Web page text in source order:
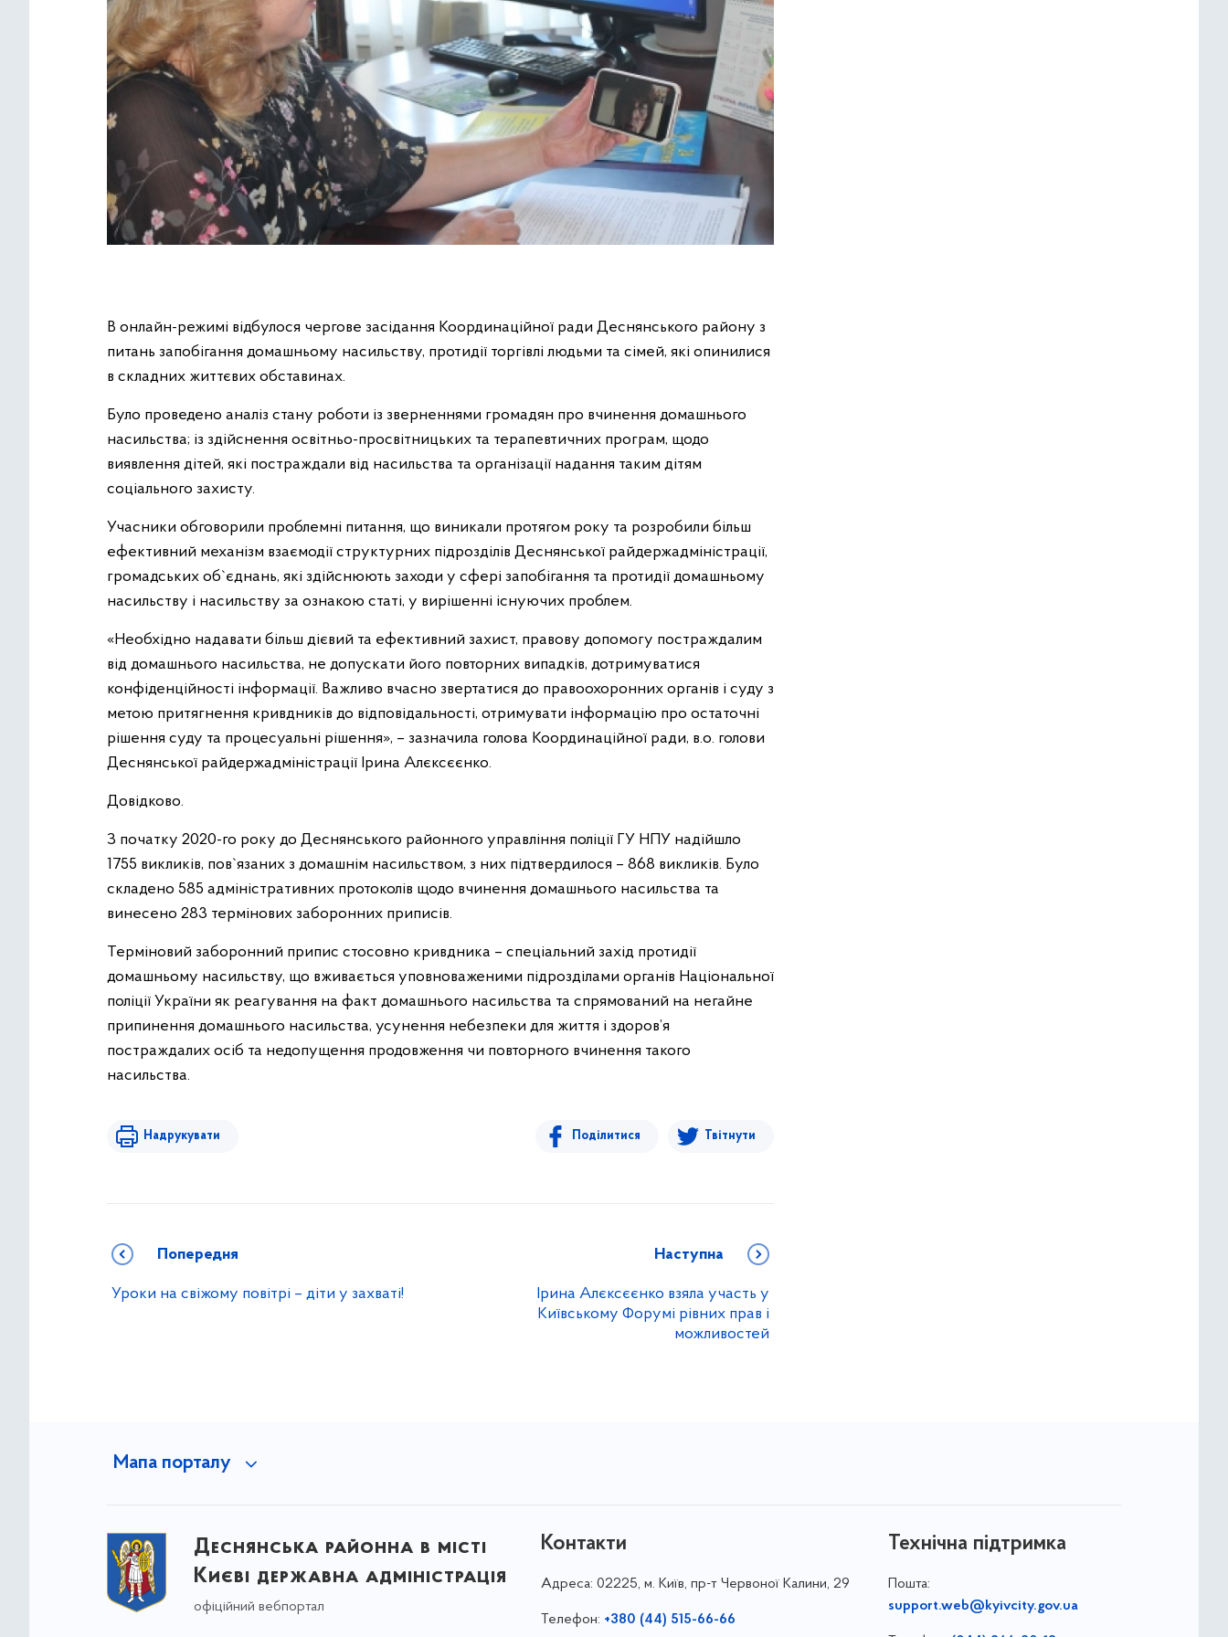
В онлайн-режимі відбулося чергове засідання Координаційної ради Деснянського району з
питань запобігання домашньому насильству, протидії торгівлі людьми та сімей, які опинилися
в складних життєвих обставинах.
Було проведено аналіз стану роботи із зверненнями громадян про вчинення домашнього
насильства; із здійснення освітньо-просвітницьких та терапевтичних програм, щодо
виявлення дітей, які постраждали від насильства та організації надання таким дітям
соціального захисту.
Учасники обговорили проблемні питання, що виникали протягом року та розробили більш
ефективний механізм взаємодії структурних підрозділів Деснянської райдержадміністрації,
громадських об`єднань, які здійснюють заходи у сфері запобігання та протидії домашньому
насильству і насильству за ознакою статі, у вирішенні існуючих проблем.
«Необхідно надавати більш дієвий та ефективний захист, правову допомогу постраждалим
від домашнього насильства, не допускати його повторних випадків, дотримуватися
конфіденційності інформації. Важливо вчасно звертатися до правоохоронних органів і суду з
метою притягнення кривдників до відповідальності, отримувати інформацію про остаточні
рішення суду та процесуальні рішення», – зазначила голова Координаційної ради, в.о. голови
Деснянської райдержадміністрації Ірина Алєксєєнко.
Довідково.
З початку 2020-го року до Деснянського районного управління поліції ГУ НПУ надійшло
1755 викликів, пов`язаних з домашнім насильством, з них підтвердилося – 868 викликів. Було
складено 585 адміністративних протоколів щодо вчинення домашнього насильства та
винесено 283 термінових заборонних приписів.
Терміновий заборонний припис стосовно кривдника – спеціальний захід протидії
домашньому насильству, що вживається уповноваженими підрозділами органів Національної
поліції України як реагування на факт домашнього насильства та спрямований на негайне
припинення домашнього насильства, усунення небезпеки для життя і здоров’я
постраждалих осіб та недопущення продовження чи повторного вчинення такого
насильства.
Надрукувати Поділитися Твітнути
Попередня
Уроки на свіжому повітрі – діти у захваті!
Наступна
Ірина Алєксєєнко взяла участь у
Київському Форумі рівних прав і
можливостей
Мапа порталу
Деснянська районна в місті
Києві державна адміністрація
офіційний вебпортал
Контакти
Адреса: 02225, м. Київ, пр-т Червоної Калини, 29
Телефон: +380 (44) 515-66-66
Технічна підтримка
Пошта:
support.web@kyivcity.gov.ua